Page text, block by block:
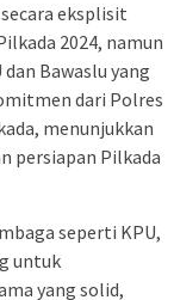
eksplisit
2024, namun
Bawaslu yang
dari Polres
menunjukkan
persiapan Pilkada
seperti KPU,
untuk
yang solid,